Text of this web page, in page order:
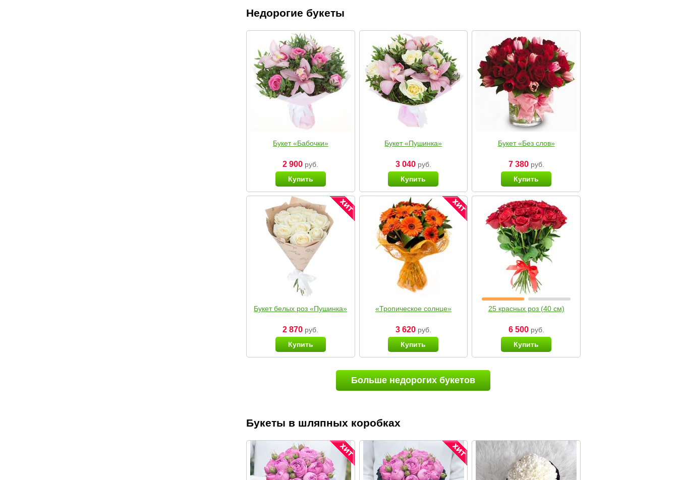
Недорогие букеты
Букет «Бабочки»
2 900 руб.
Купить
Букет «Пушинка»
3 040руб.
Купить
Букет «Без слов»
7 380руб.
Купить
Букет белых роз «Пушинка»
2 870 руб.
Купить
«Тропическое солнце»
3 620руб.
Купить
25 красных роз (40 см)
6 500руб.
Купить
Больше недорогих букетов
Букеты в шляпных коробках